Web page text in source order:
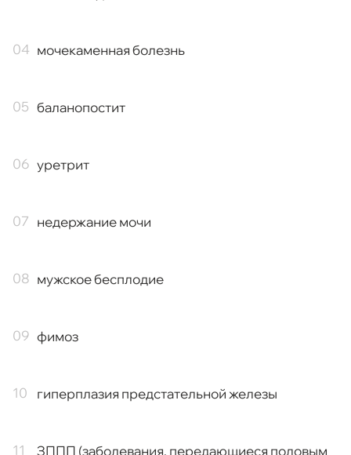
мочекаменная болезнь
баланопостит
уретрит
недержание мочи
мужское бесплодие
фимоз
гиперплазия предстательной железы
ЗППП (заболевания, передающиеся половым